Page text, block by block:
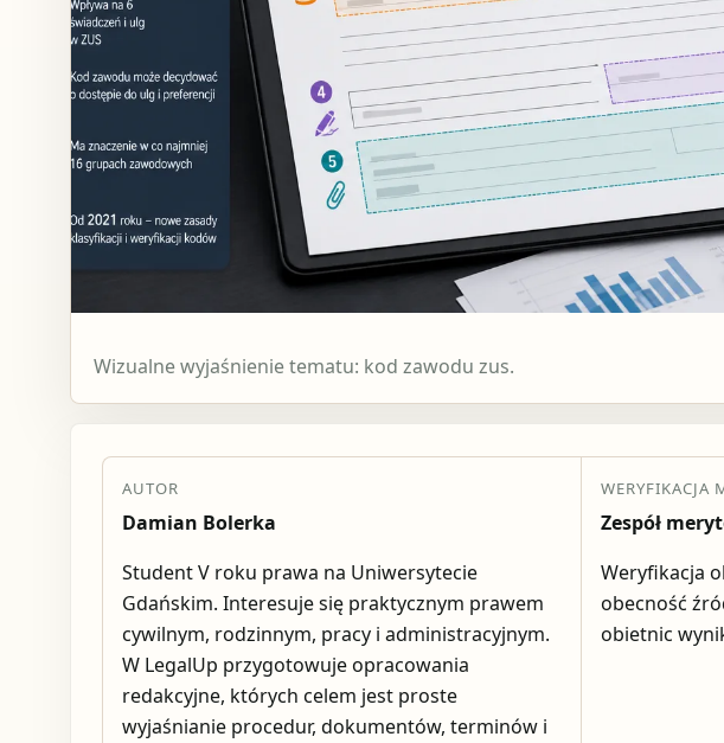
Wizualne wyjaśnienie tematu: kod zawodu zus.
AUTOR
Damian Bolerka
Student V roku prawa na Uniwersytecie
Gdańskim. Interesuje się praktycznym prawem
cywilnym, rodzinnym, pracy i administracyjnym.
W LegalUp przygotowuje opracowania
redakcyjne, których celem jest proste
wyjaśnianie procedur, dokumentów, terminów i
WERYFIKACJA
Zespół
Weryfikacja
obecność
obietnic